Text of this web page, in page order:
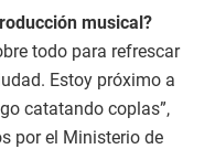
musical?
todo para refrescar
Estoy próximo a
catatando coplas”,
por el Ministerio de